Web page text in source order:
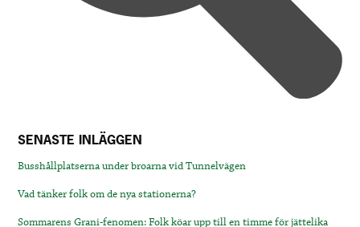
SENASTE INLÄGGEN
Busshållplatserna under broarna vid Tunnelvägen
Vad tänker folk om de nya stationerna?
Sommarens Grani-fenomen: Folk köar upp till en timme för jättelika